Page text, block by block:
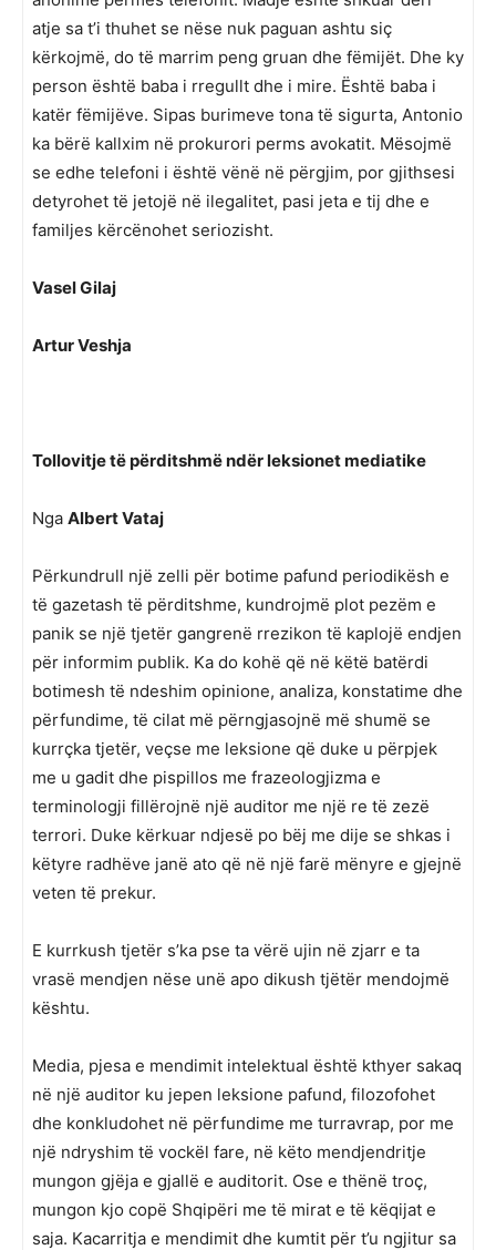
atje sa t’i thuhet se nëse nuk paguan ashtu siç
kërkojmë, do të marrim peng gruan dhe fëmijët. Dhe ky
person është baba i rregullt dhe i mire. Është baba i
katër fëmijëve. Sipas burimeve tona të sigurta, Antonio
ka bërë kallxim në prokurori perms avokatit. Mësojmë
se edhe telefoni i është vënë në përgjim, por gjithsesi
detyrohet të jetojë në ilegalitet, pasi jeta e tij dhe e
familjes kërcënohet seriozisht.
Vasel Gilaj
Artur Veshja
Tollovitje të përditshmë ndër leksionet mediatike
Nga Albert Vataj
Përkundrull një zelli për botime pafund periodikësh e
të gazetash të përditshme, kundrojmë plot pezëm e
panik se një tjetër gangrenë rrezikon të kaplojë endjen
për informim publik. Ka do kohë që në këtë batërdi
botimesh të ndeshim opinione, analiza, konstatime dhe
përfundime, të cilat më përngjasojnë më shumë se
kurrçka tjetër, veçse me leksione që duke u përpjek
me u gadit dhe pispillos me frazeologjizma e
terminologji fillërojnë një auditor me një re të zezë
terrori. Duke kërkuar ndjesë po bëj me dije se shkas i
këtyre radhëve janë ato që në një farë mënyre e gjejnë
veten të prekur.
E kurrkush tjetër s’ka pse ta vërë ujin në zjarr e ta
vrasë mendjen nëse unë apo dikush tjëtër mendojmë
kështu.
Media, pjesa e mendimit intelektual është kthyer sakaq
në një auditor ku jepen leksione pafund, filozofohet
dhe konkludohet në përfundime me turravrap, por me
një ndryshim të vockël fare, në këto mendjendritje
mungon gjëja e gjallë e auditorit. Ose e thënë troç,
mungon kjo copë Shqipëri me të mirat e të këqijat e
saja. Kacarritja e mendimit dhe kumtit për t’u ngjitur sa